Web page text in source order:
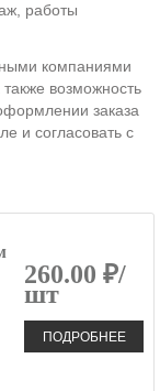
работы
компаниями
возможность
заказа
и согласовать с
260.00 ₽/
шт
ПОДРОБНЕЕ